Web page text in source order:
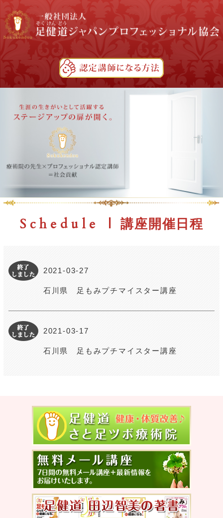
Schedule | 講座開催日程
2021-03-27
石川県 足もみプチマイスター講座
2021-03-17
石川県 足もみプチマイスター講座